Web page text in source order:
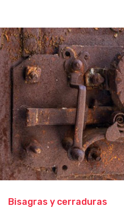
Bisagras y cerraduras